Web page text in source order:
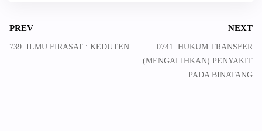
PREV
739. ILMU FIRASAT : KEDUTEN
NEXT
0741. HUKUM TRANSFER
(MENGALIHKAN) PENYAKIT
PADA BINATANG